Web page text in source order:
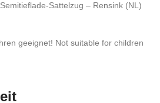
Sattelzug – Rensink (NL)
geeignet! Not suitable for children